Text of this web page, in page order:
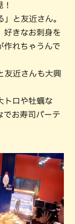
」と友近さん。
好きなお刺身を
作れちゃうんで
友近さんも大興
トロや牡蠣な
でお寿司パーテ